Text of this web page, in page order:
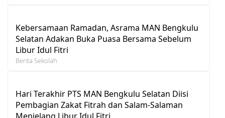
Kebersamaan Ramadan, Asrama MAN Bengkulu
Selatan Adakan Buka Puasa Bersama Sebelum
Libur Idul Fitri
Berita Sekolah
Hari Terakhir PTS MAN Bengkulu Selatan Diisi
Pembagian Zakat Fitrah dan Salam-Salaman